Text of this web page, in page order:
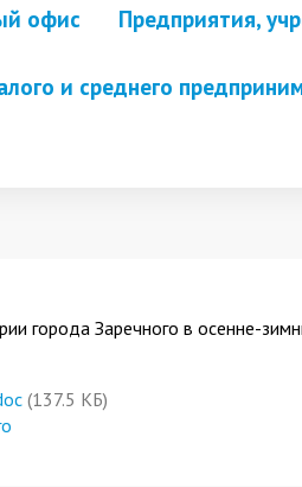
офис Предприятия,
и среднего
города Заречного в осенне-
(137.5 КБ)